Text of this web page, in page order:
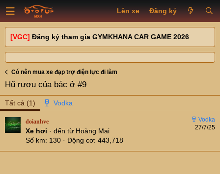
Lên xe Đăng ký
[VGC] Đăng ký tham gia GYMKHANA CAR GAME 2026
Có nên mua xe đạp trợ điện lực đi làm
Hũ rượu của bác ở #9
Tất cả (1)
27/7/25
doianhve
Xe hơi · đến từ Hoàng Mai
Số km
130 Động cơ 443,718